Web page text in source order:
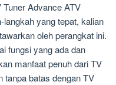
Advance ATV
yang tepat, kalian
oleh perangkat ini.
fungsi yang ada dan
manfaat penuh dari TV
tanpa batas dengan TV